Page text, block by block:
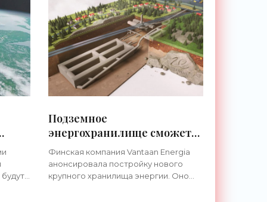
4 с половиной минуты. Этого рекорда
удалось добиться не
Подземное
энергохранилище сможет
обогревать финский город
целый год - «Технологии»
Финская компания Vantaan Energia
анонсировала постройку нового
крупного хранилища энергии. Оно